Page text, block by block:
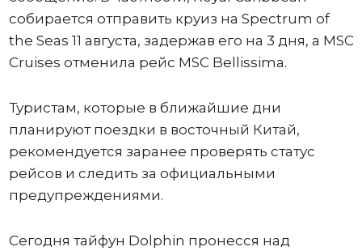
собирается отправить круиз на Spectrum of
the Seas 11 августа, задержав его на 3 дня, а MSC
Cruises отменила рейс MSC Bellissima.
Туристам, которые в ближайшие дни
планируют поездки в восточный Китай,
рекомендуется заранее проверять статус
рейсов и следить за официальными
предупреждениями.
Сегодня тайфун Dolphin пронесся над